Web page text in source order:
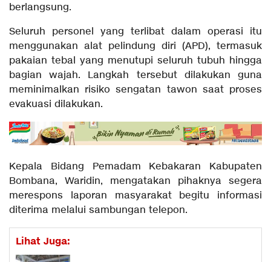
berlangsung.
Seluruh personel yang terlibat dalam operasi itu
menggunakan alat pelindung diri (APD), termasuk
pakaian tebal yang menutupi seluruh tubuh hingga
bagian wajah. Langkah tersebut dilakukan guna
meminimalkan risiko sengatan tawon saat proses
evakuasi dilakukan.
Kepala Bidang Pemadam Kebakaran Kabupaten
Bombana, Waridin, mengatakan pihaknya segera
merespons laporan masyarakat begitu informasi
diterima melalui sambungan telepon.
Lihat Juga: